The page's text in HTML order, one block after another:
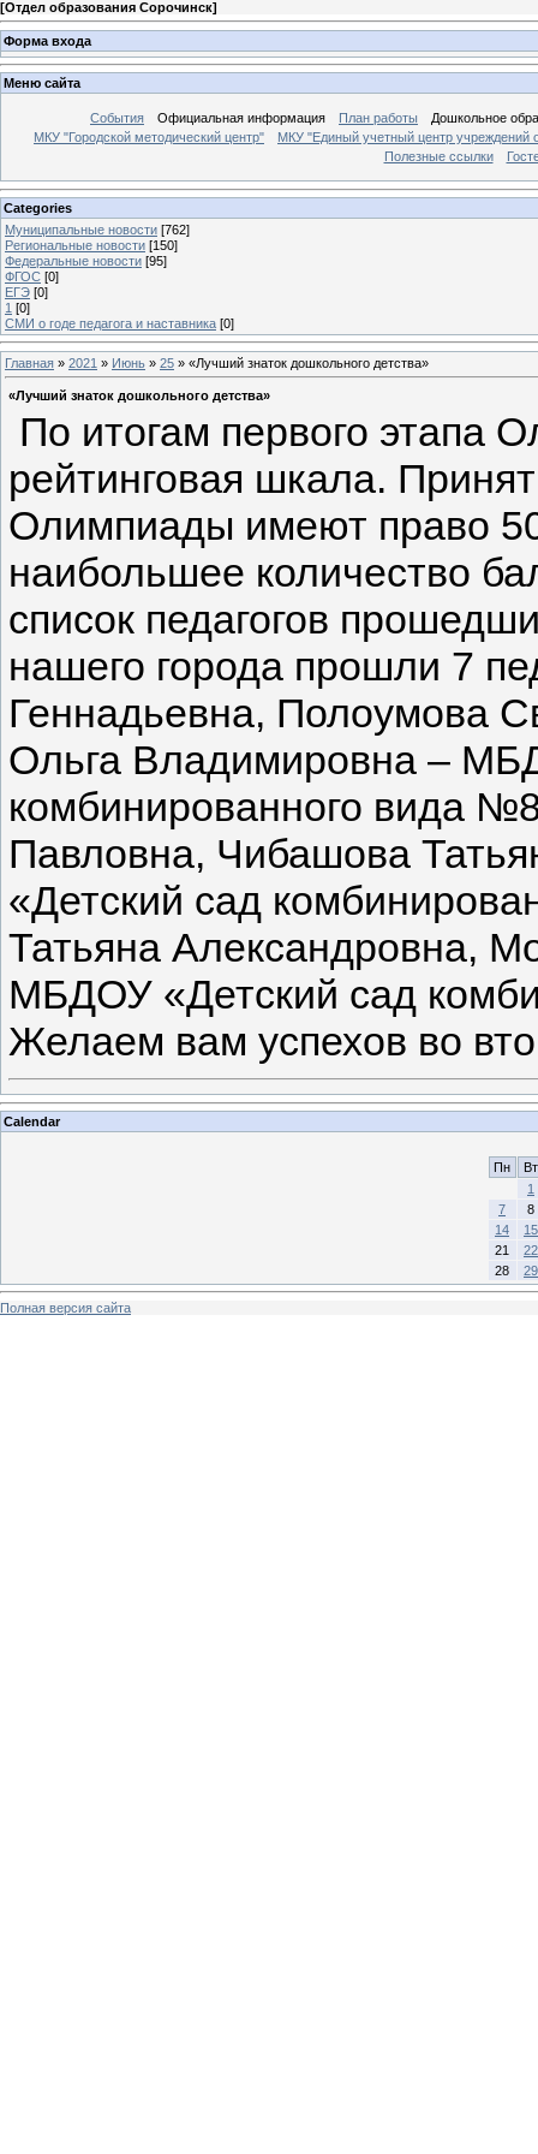
[Отдел образования Сорочинск]
Форма входа
Меню сайта
События Официальная информация План работы
Дошкольное
МКУ "Городской методический центр"
МКУ "Единый учетный центр учреждений
Полезные ссылки
Categories
Муниципальные новости [762]
Региональные новости [150]
Федеральные новости [95]
ФГОС [0]
ЕГЭ [0]
1 [0]
СМИ о годе педагога и наставника [0]
Главная » 2021 » Июнь » 25 » «Лучший знаток дошкольного детства»
«Лучший знаток дошкольного детства»
По итогам первого этапа
рейтинговая шкала.
Олимпиады имеют право
наибольшее количество
список педагогов
нашего города прошли 7
Геннадьевна, Полоумова
Ольга Владимировна –
комбинированного вида
Павловна, Чибашова
«Детский сад
Татьяна Александровна,
МБДОУ «Детский сад
Желаем вам успехов во
Calendar
Пн
Вт
1
7
8
14
15
21
22
28
29
Полная версия сайта